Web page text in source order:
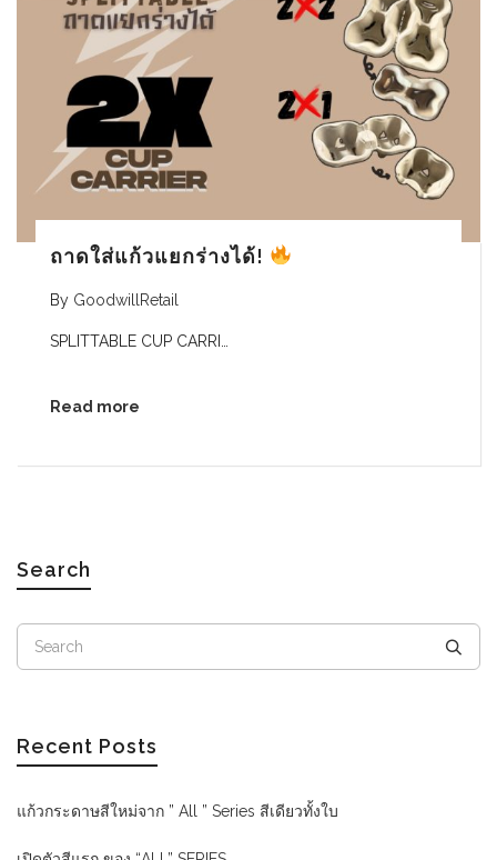
ถาดใส่แก้วแยกร่างได้!
By GoodwillRetail
SPLITTABLE CUP CARRI…
Read more
Search
Recent Posts
แก้วกระดาษสีใหม่จาก ” All ” Series สีเดียวทั้งใบ